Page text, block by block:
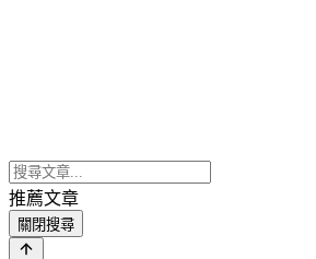
推薦文章
關閉搜尋